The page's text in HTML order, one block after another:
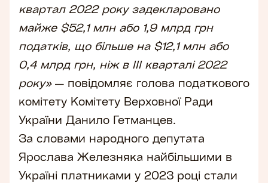
квартал 2022 року задекларовано
майже $52,1 млн або 1,9 млрд грн
податків, що більше на $12,1 млн або
0,4 млрд грн, ніж в ІІІ кварталі 2022
року»— повідомляє голова податкового
комітету Комітету Верховної Ради
України Данило Гетманцев.
За словами народного депутата
Ярослава Железняка найбільшими в
Україні платниками у 2023 році стали